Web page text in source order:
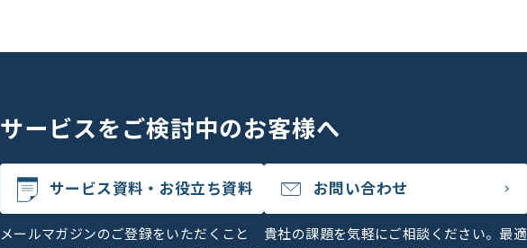
サービスをご検討中のお客様へ
サービス資料・お役立ち資料
メールマガジンのご登録をいただくこと
お問い合わせ
貴社の課題を気軽にご相談ください。最適